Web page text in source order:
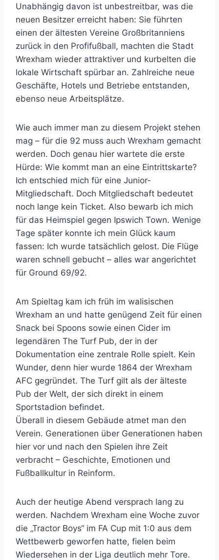
Unabhängig davon ist unbestreitbar, was die
neuen Besitzer erreicht haben: Sie führten
einen der ältesten Vereine Großbritanniens
zurück in den Profifußball, machten die Stadt
Wrexham wieder attraktiver und kurbelten die
lokale Wirtschaft spürbar an. Zahlreiche neue
Geschäfte, Hotels und Betriebe entstanden,
ebenso neue Arbeitsplätze.
Wie auch immer man zu diesem Projekt stehen
mag – für die 92 muss auch Wrexham gemacht
werden. Doch genau hier wartete die erste
Hürde: Wie kommt man an eine Eintrittskarte?
Ich entschied mich für eine Junior-
Mitgliedschaft. Doch Mitgliedschaft bedeutet
noch lange kein Ticket. Also bewarb ich mich
für das Heimspiel gegen Ipswich Town. Wenige
Tage später konnte ich mein Glück kaum
fassen: Ich wurde tatsächlich gelost. Die Flüge
waren schnell gebucht – alles war angerichtet
für Ground 69/92.
Am Spieltag kam ich früh im walisischen
Wrexham an und hatte genügend Zeit für einen
Snack bei Spoons sowie einen Cider im
legendären The Turf Pub, der in der
Dokumentation eine zentrale Rolle spielt. Kein
Wunder, denn hier wurde 1864 der Wrexham
AFC gegründet. The Turf gilt als der älteste
Pub der Welt, der sich direkt in einem
Sportstadion befindet.
Überall in diesem Gebäude atmet man den
Verein. Generationen über Generationen haben
hier vor und nach den Spielen ihre Zeit
verbracht – Geschichte, Emotionen und
Fußballkultur in Reinform.
Auch der heutige Abend versprach lang zu
werden. Nachdem Wrexham eine Woche zuvor
die „Tractor Boys“ im FA Cup mit 1:0 aus dem
Wettbewerb geworfen hatte, fielen beim
Wiedersehen in der Liga deutlich mehr Tore.